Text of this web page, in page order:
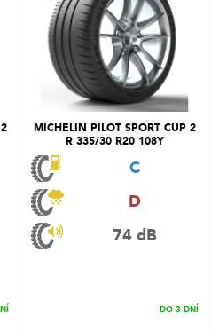
MICHELIN PILOT SPORT CUP 2
R 335/30 R20 108Y
C
D
74 dB
DO 3 DNÍ